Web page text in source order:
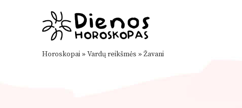
Horoskopai » Vardų reikšmės » Žavani